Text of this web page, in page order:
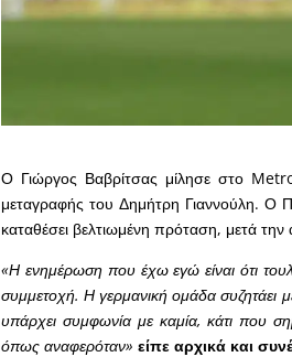
Ο Γιώργος Βαβρίτσας μίλησε στο
μεταγραφής του Δημήτρη Γιαννούλη. Ο
καταθέσει βελτιωμένη πρόταση, μετά
«Η ενημέρωση που έχω εγώ είναι ότι
συμμετοχή. Η γερμανική ομάδα συζητάει
υπάρχει συμφωνία με καμία, κάτι που
όπως αναφερόταν» είπε αρχικά και